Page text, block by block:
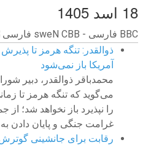
18 اسد 1405
BBC ‮فارسی - BBC News فارسی
ذوالقدر: تنگه هرمز تا
آمریکا باز نمی‌شود
محمدباقر ذوالقدر، دبیر
می‌گوید که تنگه هرمز تا
را نپذیرد باز نخواهد شد؛
غرامت جنگی و پایان دادن
رقابت برای جانشینی